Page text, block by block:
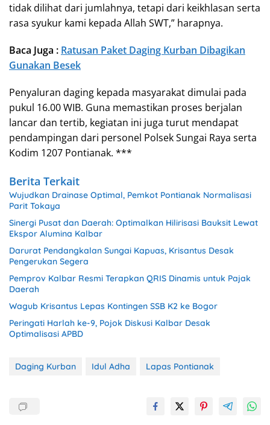
tidak dilihat dari jumlahnya, tetapi dari keikhlasan serta
rasa syukur kami kepada Allah SWT,” harapnya.
Baca Juga : Ratusan Paket Daging Kurban Dibagikan
Gunakan Besek
Penyaluran daging kepada masyarakat dimulai pada
pukul 16.00 WIB. Guna memastikan proses berjalan
lancar dan tertib, kegiatan ini juga turut mendapat
pendampingan dari personel Polsek Sungai Raya serta
Kodim 1207 Pontianak. ***
Berita Terkait
Wujudkan Drainase Optimal, Pemkot Pontianak Normalisasi
Parit Tokaya
Sinergi Pusat dan Daerah: Optimalkan Hilirisasi Bauksit Lewat
Ekspor Alumina Kalbar
Darurat Pendangkalan Sungai Kapuas, Krisantus Desak
Pengerukan Segera
Pemprov Kalbar Resmi Terapkan QRIS Dinamis untuk Pajak
Daerah
Wagub Krisantus Lepas Kontingen SSB K2 ke Bogor
Peringati Harlah ke-9, Pojok Diskusi Kalbar Desak
Optimalisasi APBD
Daging Kurban Idul Adha Lapas Pontianak